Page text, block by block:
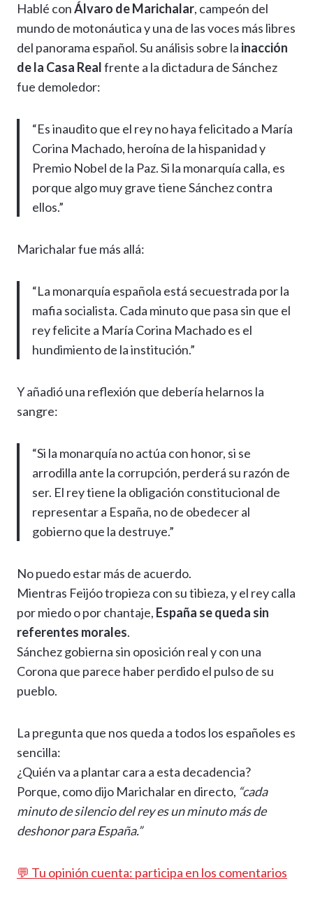
Hablé conÁlvaro de Marichalar, campeón del
mundo de motonáutica y una de las voces más libres
del panorama español. Su análisis sobre la inacción
de la Casa Realfrente a la dictadura de Sánchez
fue demoledor:
“Es inaudito que el rey no haya felicitado a María
Corina Machado, heroína de la hispanidad y
Premio Nobel de la Paz. Si la monarquía calla, es
porque algo muy grave tiene Sánchez contra
ellos.”
Marichalar fue más allá:
“La monarquía española está secuestrada por la
mafia socialista. Cada minuto que pasa sin que el
rey felicite a María Corina Machado es el
hundimiento de la institución.”
Y añadió una reflexión que debería helarnos la
sangre:
“Si la monarquía no actúa con honor, si se
arrodilla ante la corrupción, perderá su razón de
ser. El rey tiene la obligación constitucional de
representar a España, no de obedecer al
gobierno que la destruye.”
No puedo estar más de acuerdo.
Mientras Feijóo tropieza con su tibieza, y el rey calla
por miedo o por chantaje, España se queda sin
referentes morales.
Sánchez gobierna sin oposición real y con una
Corona que parece haber perdido el pulso de su
pueblo.
La pregunta que nos queda a todos los españoles es
sencilla:
¿Quién va a plantar cara a esta decadencia?
Porque, como dijo Marichalar en directo, “cada
minuto de silencio del rey es un minuto más de
deshonor para España.”
💬 Tu opinión cuenta: participa en los comentarios